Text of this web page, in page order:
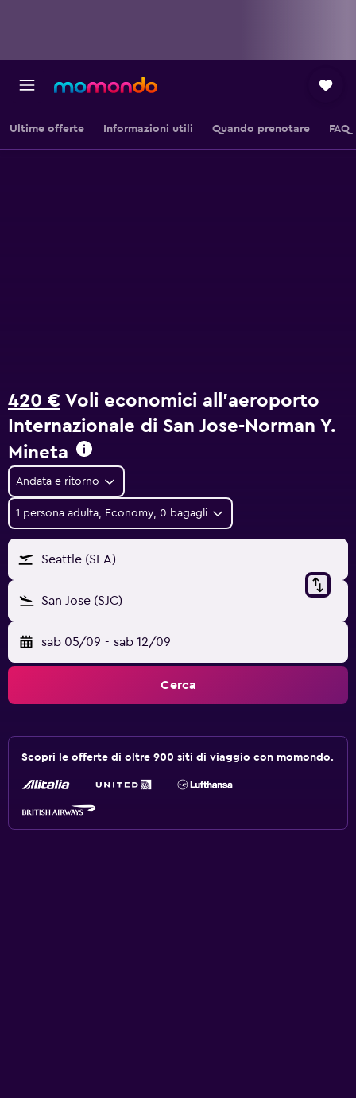
Ultime offerte Informazioni utili Quando prenotare FAQ
420 € Voli economici all'aeroporto
Internazionale di San Jose-Norman Y.
Mineta
Andata e ritorno
1 persona adulta, Economy, 0 bagagli
Seattle (SEA)
San Jose (SJC)
sab 05/09 - sab 12/09
Cerca
Scopri le offerte di oltre 900 siti di viaggio con momondo.